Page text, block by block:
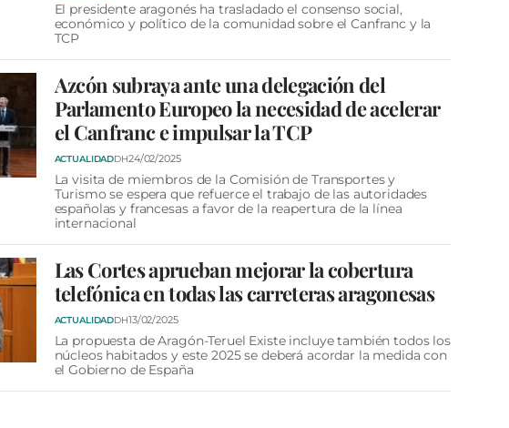
El presidente aragonés ha trasladado el consenso social,
económico y político de la comunidad sobre el Canfranc y la
TCP
Azcón subraya ante una delegación del
Parlamento Europeo la necesidad de acelerar
el Canfranc e impulsar la TCP
ACTUALIDADDH24/02/2025
La visita de miembros de la Comisión de Transportes y
Turismo se espera que refuerce el trabajo de las autoridades
españolas y francesas a favor de la reapertura de la línea
internacional
Las Cortes aprueban mejorar la cobertura
telefónica en todas las carreteras aragonesas
ACTUALIDADDH13/02/2025
La propuesta de Aragón-Teruel Existe incluye también todos los
núcleos habitados y este 2025 se deberá acordar la medida con
el Gobierno de España